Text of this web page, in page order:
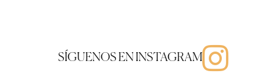
SÍGUENOS EN INSTAGRAM